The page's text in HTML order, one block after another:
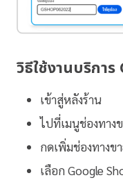
วิธีใช้งานบริกา
เข้าสู่หลังร้าน
ไปที่เมนูช่องทาง
กดเพิ่มช่องทางข
เลือก Google